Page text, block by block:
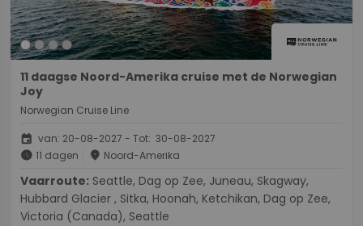
11 daagse Noord-Amerika cruise met de Norwegian
Joy
Norwegian Cruise Line
event van: 20-08-2027 - Tot: 30-08-2027
schedule 11 dagen place Noord-Amerika
Vaarroute:
Hubbard Glacier , Sitka, Hoonah, Ketchikan, Dag op Zee,
Victoria (Canada), Seattle